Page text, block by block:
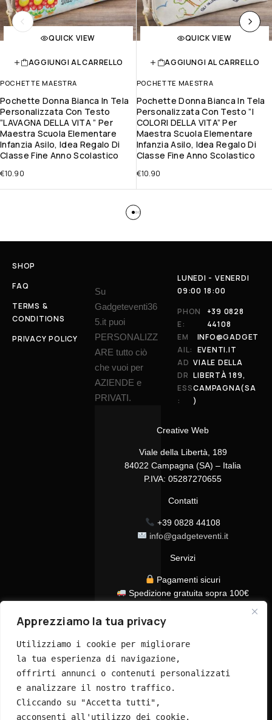
Apprezziamo la tua privacy
Utilizziamo i cookie per migliorare
la tua esperienza di navigazione,
offrirti annunci o contenuti personalizzati
e analizzare il nostro traffico.
Cliccando su "Accetta tutti",
acconsenti all'utilizzo dei cookie.
QUICK VIEW
AGGIUNGI AL CARRELLO
POCHETTE MAESTRA
Pochette Donna Bianca In Tela
Personalizzata Con Testo
”LAVAGNA DELLA VITA ” Per
Maestra Scuola Elementare
Infanzia Asilo, Idea Regalo Di
Classe Fine Anno Scolastico
€10.90
QUICK VIEW
AGGIUNGI AL CARRELLO
POCHETTE MAESTRA
Pochette Donna Bianca In Tela
Personalizzata Con Testo ”I
COLORI DELLA VITA” Per
Maestra Scuola Elementare
Infanzia Asilo, Idea Regalo Di
Classe Fine Anno Scolastico
€10.90
SHOP
FAQ
TERMS &
CONDITIONS
PRIVACY POLICY
Su
Gadgeteventi36
5.it puoi
PERSONALIZZ
ARE tutto ciò
che vuoi per
AZIENDE e
PRIVATI.
Creative Web
Viale della Libertà, 189
84022 Campagna (SA) – Italia
P.IVA: 05287270655
Contatti
+39 0828 44108
info@gadgeteventi.it
Servizi
Pagamenti sicuri
Spedizione gratuita sopra 100€
Assistenza clienti dedicata
LUNEDI - VENERDI
09:00 18:00
PHON
E:
+39 0828
44108
EM
AIL:
INFO@GADGET
EVENTI.IT
AD
DR
ESS
:
VIALE DELLA
LIBERTÀ 189,
CAMPAGNA(SA
)